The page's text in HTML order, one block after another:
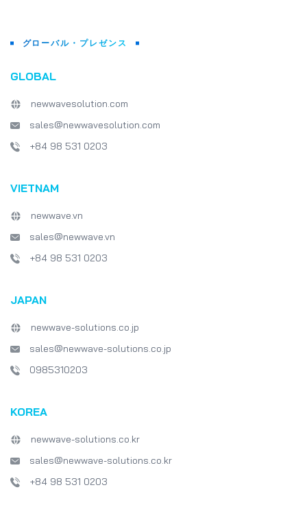
グローバル・プレゼンス
GLOBAL
newwavesolution.com
sales@newwavesolution.com
+84 98 531 0203
VIETNAM
newwave.vn
sales@newwave.vn
+84 98 531 0203
JAPAN
newwave-solutions.co.jp
sales@newwave-solutions.co.jp
0985310203
KOREA
newwave-solutions.co.kr
sales@newwave-solutions.co.kr
+84 98 531 0203